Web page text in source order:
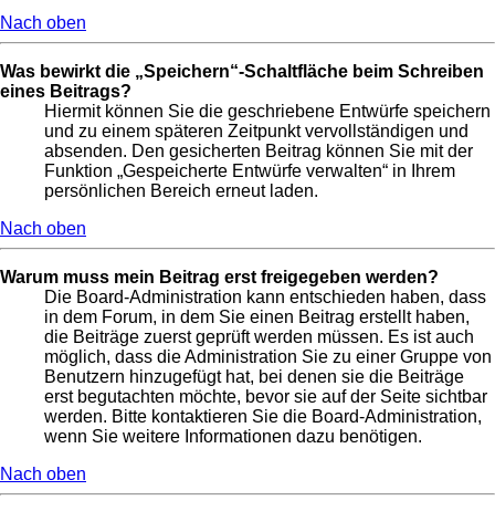
Nach oben
Was bewirkt die „Speichern“-Schaltfläche beim Schreiben
eines Beitrags?
Hiermit können Sie die geschriebene Entwürfe speichern
und zu einem späteren Zeitpunkt vervollständigen und
absenden. Den gesicherten Beitrag können Sie mit der
Funktion „Gespeicherte Entwürfe verwalten“ in Ihrem
persönlichen Bereich erneut laden.
Nach oben
Warum muss mein Beitrag erst freigegeben werden?
Die Board-Administration kann entschieden haben, dass
in dem Forum, in dem Sie einen Beitrag erstellt haben,
die Beiträge zuerst geprüft werden müssen. Es ist auch
möglich, dass die Administration Sie zu einer Gruppe von
Benutzern hinzugefügt hat, bei denen sie die Beiträge
erst begutachten möchte, bevor sie auf der Seite sichtbar
werden. Bitte kontaktieren Sie die Board-Administration,
wenn Sie weitere Informationen dazu benötigen.
Nach oben